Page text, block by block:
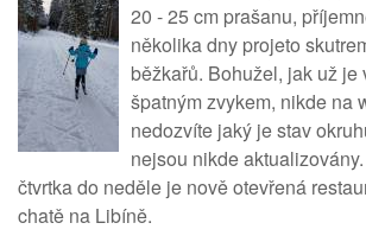
20 - 25 cm prašanu,
několika dny projeto
běžkařů. Bohužel, jak už je
špatným zvykem, nikde na
nedozvíte jaký je stav
nejsou nikde
čtvrtka do neděle je nově otevřená
chatě na Libíně.